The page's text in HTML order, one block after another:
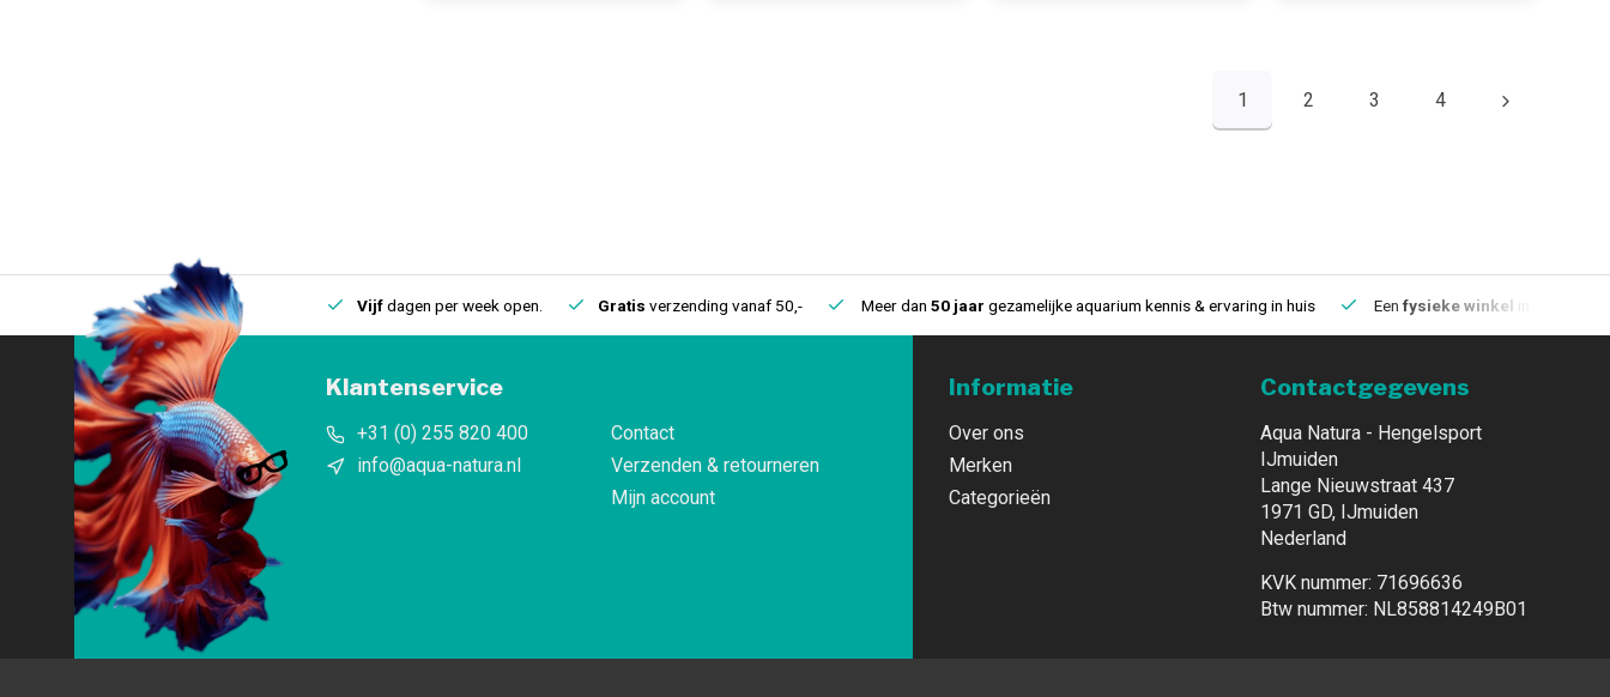
1 2 3 4
Eenfysieke winkelin IJmuiden Vijfdagen per week open. Gratis verzending vanaf 50,- Meer dan 50 jaar gezamelijke aquarium kennis & ervaring in huis Een fysieke winkel
Klantenservice
+31 (0) 255 820 400
info@aqua-natura.nl
Contact
Verzenden & retourneren
Mijn account
Informatie
Over ons
Merken
Categorieën
Contactgegevens
Aqua Natura - Hengelsport
IJmuiden
Lange Nieuwstraat 437
1971 GD, IJmuiden
Nederland
KVK nummer: 71696636
Btw nummer: NL858814249B01